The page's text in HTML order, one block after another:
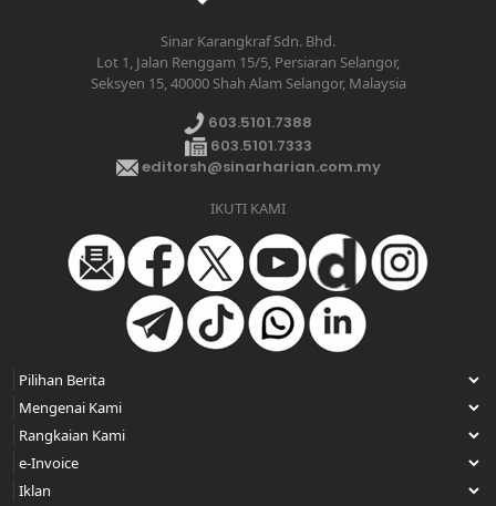
Sinar Karangkraf Sdn. Bhd.
Lot 1, Jalan Renggam 15/5, Persiaran Selangor,
Seksyen 15, 40000 Shah Alam Selangor, Malaysia
603.5101.7388
603.5101.7333
editorsh@sinarharian.com.my
IKUTI KAMI